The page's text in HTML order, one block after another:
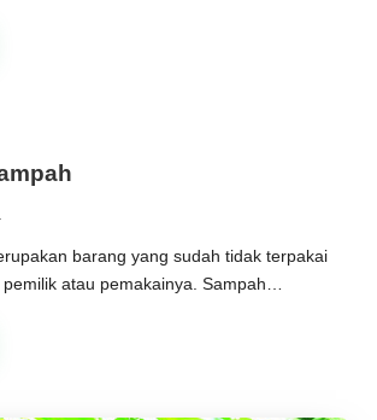
barang yang sudah tidak terpakai
atau pemakainya. Sampah…